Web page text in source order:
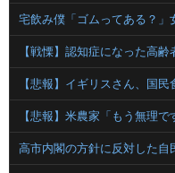
【戦慄】認知症になった高